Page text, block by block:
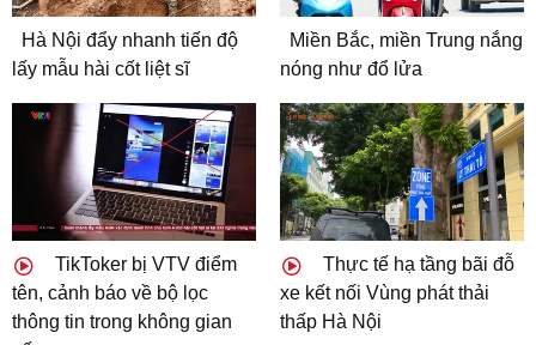
Hà Nội đẩy nhanh tiến độ
lấy mẫu hài cốt liệt sĩ
Miền Bắc, miền Trung nắng
nóng như đổ lửa
TikToker bị VTV điểm
tên, cảnh báo về bộ lọc
thông tin trong không gian
Thực tế hạ tầng bãi đỗ
xe kết nối Vùng phát thải
thấp Hà Nội